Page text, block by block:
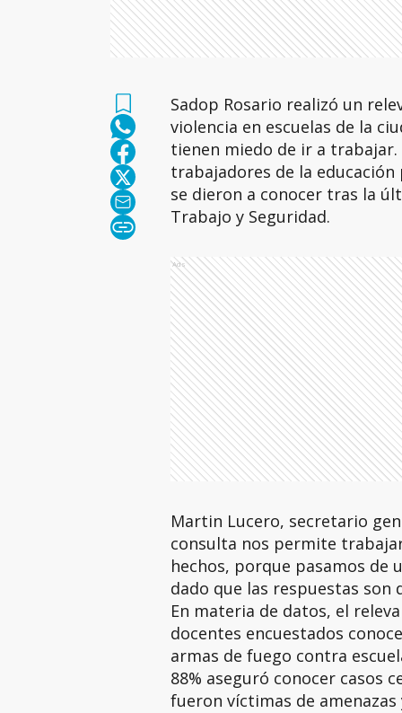
Sadop Rosario realizó un
violencia en escuelas de la
tienen miedo de ir a
trabajadores de la
se dieron a conocer tras la
Trabajo y Seguridad.
Ads
Martin Lucero, secretario
consulta nos permite
hechos, porque pasamos de
dado que las respuestas son
En materia de datos, el
docentes encuestados
armas de fuego contra
88% aseguró conocer casos
fueron víctimas de